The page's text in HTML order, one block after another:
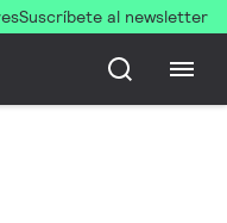
Suscríbete al newsletter